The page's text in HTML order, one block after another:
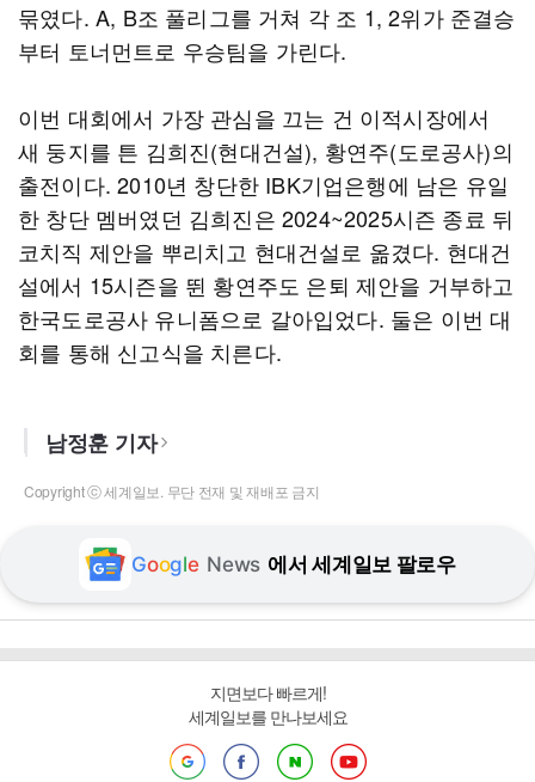
묶였다. A, B조 풀리그를 거쳐 각 조 1, 2위가 준결승
부터 토너먼트로 우승팀을 가린다.
이번 대회에서 가장 관심을 끄는 건 이적시장에서
새 둥지를 튼 김희진(현대건설), 황연주(도로공사)의
출전이다. 2010년 창단한 IBK기업은행에 남은 유일
한 창단 멤버였던 김희진은 2024~2025시즌 종료 뒤
코치직 제안을 뿌리치고 현대건설로 옮겼다. 현대건
설에서 15시즌을 뛴 황연주도 은퇴 제안을 거부하고
한국도로공사 유니폼으로 갈아입었다. 둘은 이번 대
회를 통해 신고식을 치른다.
남정훈 기자
Copyright ⓒ 세계일보. 무단 전재 및 재배포 금지
Google News 에서 세계일보 팔로우
지면보다 빠르게!
세계일보를 만나보세요